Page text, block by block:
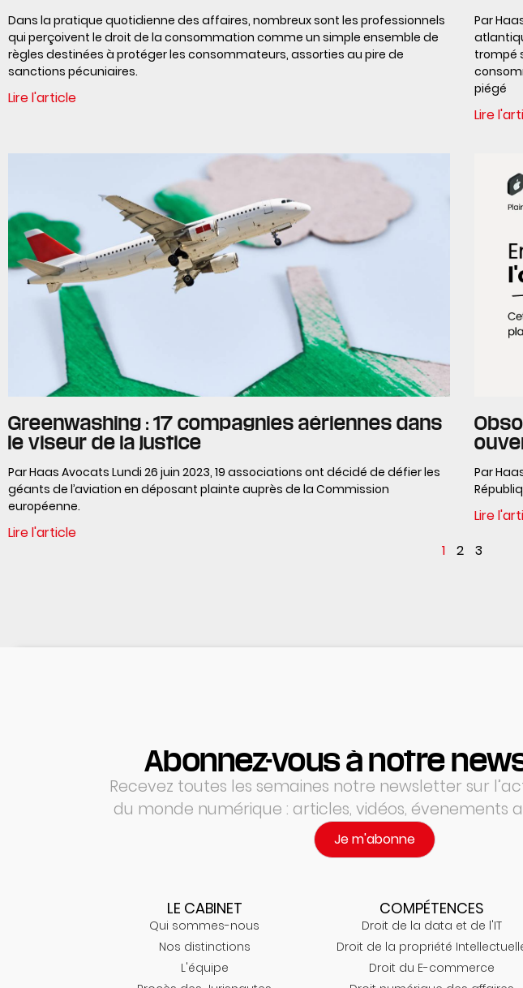
Dans la pratique quotidienne des affaires, nombreux sont les professionnels
qui perçoivent le droit de la consommation comme un simple ensemble de
règles destinées à protéger les consommateurs, assorties au pire de
sanctions pécuniaires.
Lire l'article
Par
trompé
piégé
Lire
Greenwashing : 17 compagnies aériennes dans
le viseur de la justice
Par Haas Avocats Lundi 26 juin 2023, 19 associations ont décidé de défier les
géants de l’aviation en déposant plainte auprès de la Commission
européenne.
Lire l'article
Par
Lire
1
2 3
Abonnez-vous à notre
Recevez toutes les semaines notre newsletter sur
du monde numérique : articles, vidéos, évenements
Je m'abonne
LE CABINET
Qui sommes-nous
Nos distinctions
L'équipe
COMPÉTENCES
Droit de la data et de l'IT
Droit de la propriété
Droit du E-commerce